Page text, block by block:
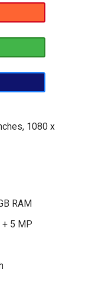
1080 x
RAM
5 MP